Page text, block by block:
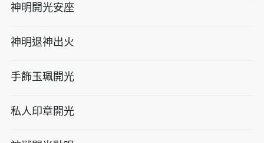
神明開光安座
神明退神出火
手飾玉珮開光
私人印章開光